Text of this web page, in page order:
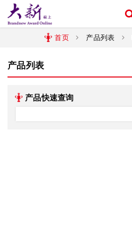
首页 产品列表
产品列表
产品快速查询